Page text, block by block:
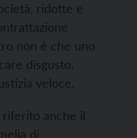
ridotte e
non è che uno
disgusto,
veloce.
riferito anche il
di